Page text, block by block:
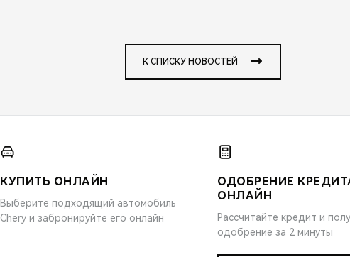
К СПИСКУ НОВОСТЕЙ
КУПИТЬ ОНЛАЙН
Выберите подходящий автомобиль
Chery и забронируйте его онлайн
ОДОБРЕНИЕ
ОНЛАЙН
Рассчитайте кредит и
одобрение за 2 минуты